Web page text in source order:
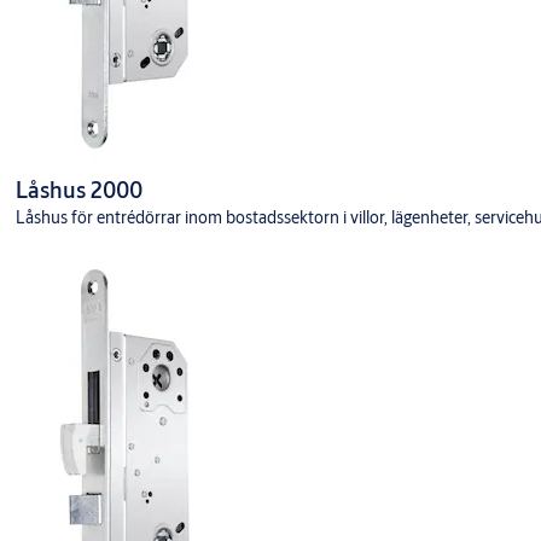
Låshus 2000
Låshus för entrédörrar inom bostadssektorn i villor, lägenheter,